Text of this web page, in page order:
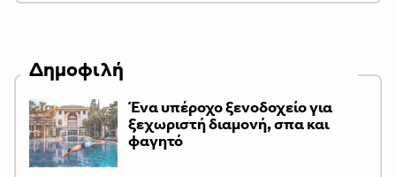
Δημοφιλή
Ένα υπέροχο ξενοδοχείο για
ξεχωριστή διαμονή, σπα και
φαγητό